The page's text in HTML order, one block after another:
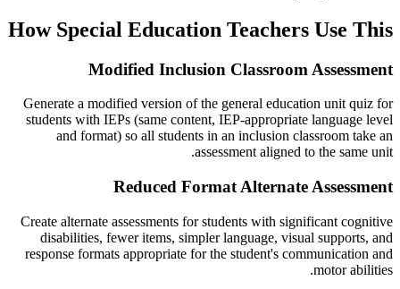
How Special Education Teachers Use This
Modified Inclusion Classroom Assessment
Generate a modified version of the general education unit quiz for
students with IEPs (same content, IEP-appropriate language level
and format) so all students in an inclusion classroom take an
assessment aligned to the same unit.
Reduced Format Alternate Assessment
Create alternate assessments for students with significant cognitive
disabilities, fewer items, simpler language, visual supports, and
response formats appropriate for the student's communication and
motor abilities.